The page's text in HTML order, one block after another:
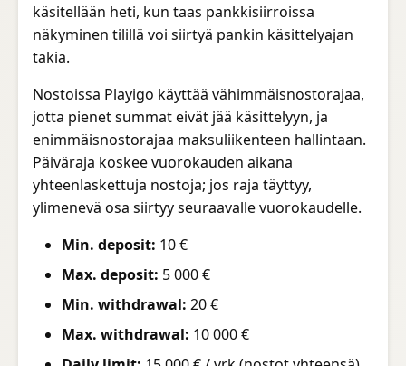
käsitellään heti, kun taas pankkisiirroissa
näkyminen tilillä voi siirtyä pankin käsittelyajan
takia.
Nostoissa Playigo käyttää vähimmäisnostorajaa,
jotta pienet summat eivät jää käsittelyyn, ja
enimmäisnostorajaa maksuliikenteen hallintaan.
Päiväraja koskee vuorokauden aikana
yhteenlaskettuja nostoja; jos raja täyttyy,
ylimenevä osa siirtyy seuraavalle vuorokaudelle.
Min. deposit: 10 €
Max. deposit: 5 000 €
Min. withdrawal: 20 €
Max. withdrawal: 10 000 €